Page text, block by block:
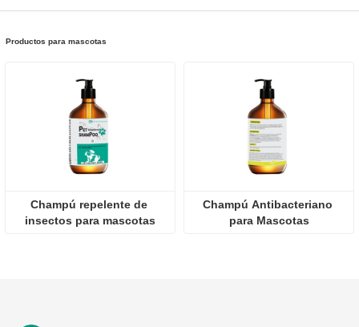
Productos para mascotas
Champú repelente de
insectos para mascotas
Champú Antibacteriano
para Mascotas